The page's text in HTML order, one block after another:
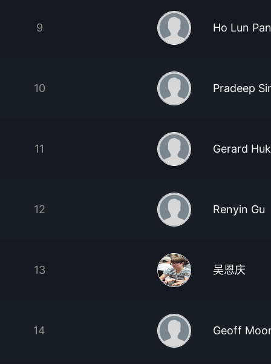
9 Ho Lun
10 Pradeep
11 Gerard
12 Renyin Gu
13 吴恩庆
14 Geoff